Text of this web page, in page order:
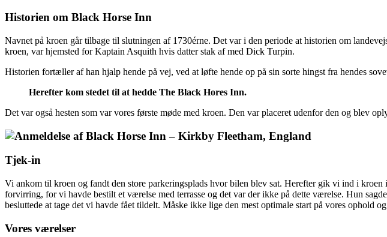
Historien om Black Horse Inn
Navnet på kroen går tilbage til slutningen af 1730érne. Det var i den periode at historien om
kroen, var hjemsted for Kaptain Asquith hvis datter stak af med Dick Turpin.
Historien fortæller af han hjalp hende på vej, ved at løfte hende op på sin sorte hingst fra hendes
Herefter kom stedet til at hedde The Black Hores Inn.
Det var også hesten som var vores første møde med kroen. Den var placeret udenfor den og blev
Tjek-in
Vi ankom til kroen og fandt den store parkeringsplads hvor bilen blev sat. Herefter gik vi ind i
forvirring, for vi havde bestilt et værelse med terrasse og det var der ikke på dette værelse. Hun
besluttede at tage det vi havde fået tildelt. Måske ikke lige den mest optimale start på vores ophold
Vores værelser